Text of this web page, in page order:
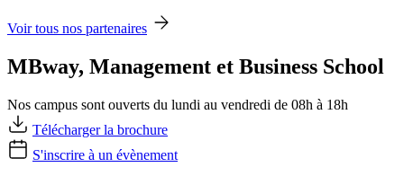
Voir tous nos partenaires
MBway, Management et Business School
Nos campus sont ouverts du lundi au vendredi de 08h à 18h
Télécharger la brochure
S'inscrire à un évènement